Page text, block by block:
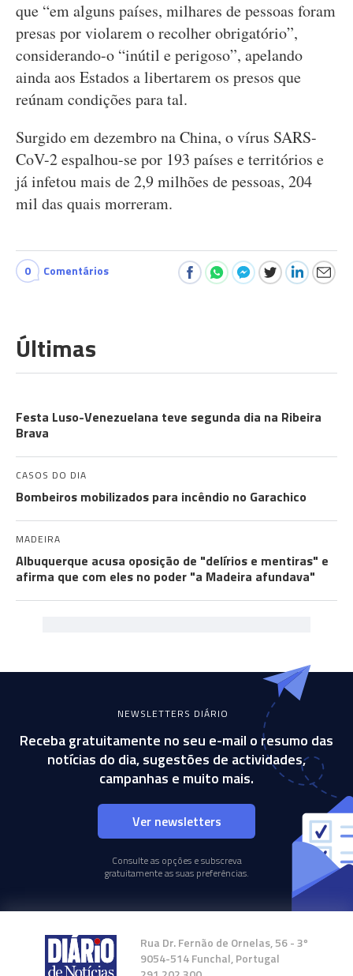
que “em alguns países, milhares de pessoas foram
presas por violarem o recolher obrigatório”,
considerando-o “inútil e perigoso”, apelando
ainda aos Estados a libertarem os presos que
reúnam condições para tal.
Surgido em dezembro na China, o vírus SARS-
CoV-2 espalhou-se por 193 países e territórios e
já infetou mais de 2,9 milhões de pessoas, 204
mil das quais morreram.
0 Comentários
Últimas
Festa Luso-Venezuelana teve segunda dia na Ribeira
Brava
CASOS DO DIA
Bombeiros mobilizados para incêndio no Garachico
MADEIRA
Albuquerque acusa oposição de "delírios e mentiras" e
afirma que com eles no poder "a Madeira afundava"
NEWSLETTERS DIÁRIO
Receba gratuitamente no seu e-mail o resumo das
notícias do dia, sugestões de actividades,
campanhas e muito mais.
Ver newsletters
Consulte as opções e subscreva
gratuitamente as suas preferências.
Rua Dr. Fernão de Ornelas, 56 - 3º
9054-514 Funchal, Portugal